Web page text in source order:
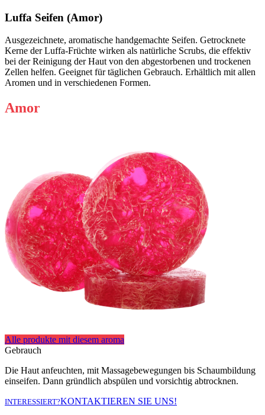
Luffa Seifen (Amor)
Ausgezeichnete, aromatische handgemachte Seifen. Getrocknete
Kerne der Luffa-Früchte wirken als natürliche Scrubs, die effektiv
bei der Reinigung der Haut von den abgestorbenen und trockenen
Zellen helfen. Geeignet für täglichen Gebrauch. Erhältlich mit allen
Aromen und in verschiedenen Formen.
Amor
Alle produkte mit diesem aroma
Gebrauch
Die Haut anfeuchten, mit Massagebewegungen bis Schaumbildung
einseifen. Dann gründlich abspülen und vorsichtig abtrocknen.
INTERESSIERT?KONTAKTIEREN SIE UNS!